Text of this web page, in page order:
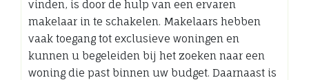
vinden, is door de hulp van een ervaren
makelaar in te schakelen. Makelaars hebben
vaak toegang tot exclusieve woningen en
kunnen u begeleiden bij het zoeken naar een
woning die past binnen uw budget. Daarnaast is